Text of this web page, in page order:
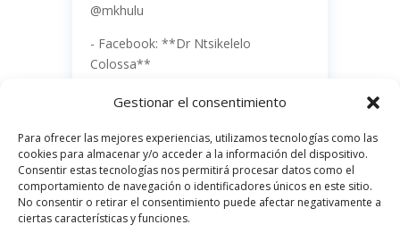
Gestionar el consentimiento
Para ofrecer las mejores experiencias, utilizamos tecnologías como las
cookies para almacenar y/o acceder a la información del dispositivo.
Consentir estas tecnologías nos permitirá procesar datos como el
comportamiento de navegación o identificadores únicos en este sitio.
No consentir o retirar el consentimiento puede afectar negativamente a
ciertas características y funciones.
@mkhulu
- Facebook: **Dr Ntsikelelo
Colossa**
eloColossa/?
- X / Twitter: **@Ntsikarise** ([X
(antes Twitter)])
https://twitter.com/Ntsikarise/status/
899659519529299968?